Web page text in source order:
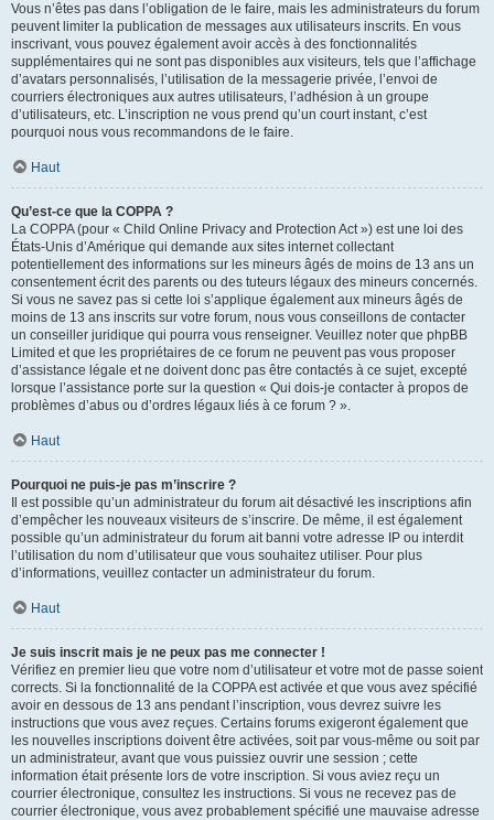
Vous n’êtes pas dans l’obligation de le faire, mais les administrateurs du forum
peuvent limiter la publication de messages aux utilisateurs inscrits. En vous
inscrivant, vous pouvez également avoir accès à des fonctionnalités
supplémentaires qui ne sont pas disponibles aux visiteurs, tels que l’affichage
d’avatars personnalisés, l’utilisation de la messagerie privée, l’envoi de
courriers électroniques aux autres utilisateurs, l’adhésion à un groupe
d’utilisateurs, etc. L’inscription ne vous prend qu’un court instant, c’est
pourquoi nous vous recommandons de le faire.
Haut
Qu’est-ce que la COPPA ?
La COPPA (pour « Child Online Privacy and Protection Act ») est une loi des
États-Unis d’Amérique qui demande aux sites internet collectant
potentiellement des informations sur les mineurs âgés de moins de 13 ans un
consentement écrit des parents ou des tuteurs légaux des mineurs concernés.
Si vous ne savez pas si cette loi s’applique également aux mineurs âgés de
moins de 13 ans inscrits sur votre forum, nous vous conseillons de contacter
un conseiller juridique qui pourra vous renseigner. Veuillez noter que phpBB
Limited et que les propriétaires de ce forum ne peuvent pas vous proposer
d’assistance légale et ne doivent donc pas être contactés à ce sujet, excepté
lorsque l’assistance porte sur la question « Qui dois-je contacter à propos de
problèmes d’abus ou d’ordres légaux liés à ce forum ? ».
Haut
Pourquoi ne puis-je pas m’inscrire ?
Il est possible qu’un administrateur du forum ait désactivé les inscriptions afin
d’empêcher les nouveaux visiteurs de s’inscrire. De même, il est également
possible qu’un administrateur du forum ait banni votre adresse IP ou interdit
l’utilisation du nom d’utilisateur que vous souhaitez utiliser. Pour plus
d’informations, veuillez contacter un administrateur du forum.
Haut
Je suis inscrit mais je ne peux pas me connecter !
Vérifiez en premier lieu que votre nom d’utilisateur et votre mot de passe soient
corrects. Si la fonctionnalité de la COPPA est activée et que vous avez spécifié
avoir en dessous de 13 ans pendant l’inscription, vous devrez suivre les
instructions que vous avez reçues. Certains forums exigeront également que
les nouvelles inscriptions doivent être activées, soit par vous-même ou soit par
un administrateur, avant que vous puissiez ouvrir une session ; cette
information était présente lors de votre inscription. Si vous aviez reçu un
courrier électronique, consultez les instructions. Si vous ne recevez pas de
courrier électronique, vous avez probablement spécifié une mauvaise adresse